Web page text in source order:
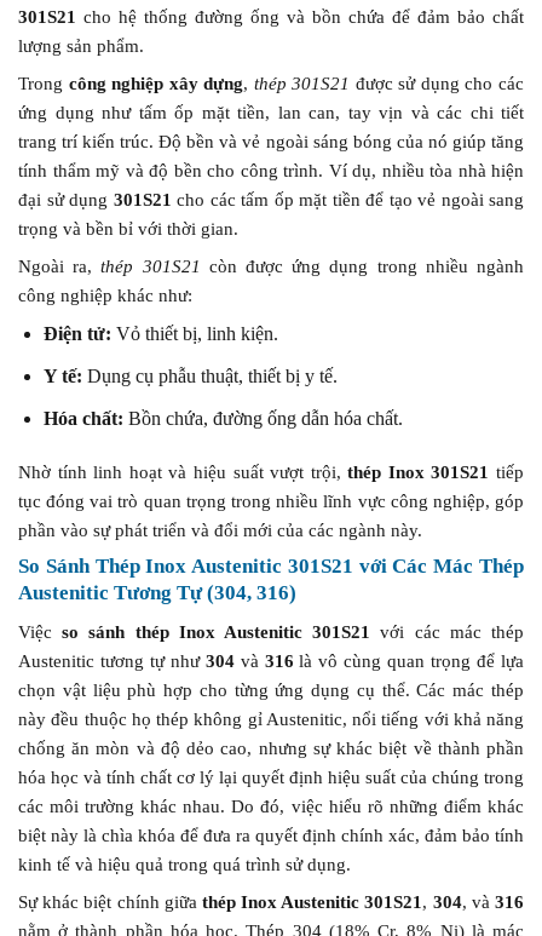
301S21 cho hệ thống đường ống và bồn chứa để đảm bảo chất
lượng sản phẩm.
Trong công nghiệp xây dựng, thép 301S21 được sử dụng cho các
ứng dụng như tấm ốp mặt tiền, lan can, tay vịn và các chi tiết
trang trí kiến trúc. Độ bền và vẻ ngoài sáng bóng của nó giúp tăng
tính thẩm mỹ và độ bền cho công trình. Ví dụ, nhiều tòa nhà hiện
đại sử dụng 301S21 cho các tấm ốp mặt tiền để tạo vẻ ngoài sang
trọng và bền bỉ với thời gian.
Ngoài ra,thép 301S21 còn được ứng dụng trong nhiều ngành
công nghiệp khác như:
Điện tử: Vỏ thiết bị, linh kiện.
Y tế: Dụng cụ phẫu thuật, thiết bị y tế.
Hóa chất: Bồn chứa, đường ống dẫn hóa chất.
Nhờ tính linh hoạt và hiệu suất vượt trội,thép Inox 301S21 tiếp
tục đóng vai trò quan trọng trong nhiều lĩnh vực công nghiệp, góp
phần vào sự phát triển và đổi mới của các ngành này.
So Sánh Thép Inox Austenitic 301S21 với Các Mác Thép
Austenitic Tương Tự (304, 316)
Việcso sánh thép Inox Austenitic 301S21
với các mác thép
Austenitic tương tự như 304và 316 là vô cùng quan trọng để lựa
chọn vật liệu phù hợp cho từng ứng dụng cụ thể. Các mác thép
này đều thuộc họ thép không gỉ Austenitic, nổi tiếng với khả năng
chống ăn mòn và độ dẻo cao, nhưng sự khác biệt về thành phần
hóa học và tính chất cơ lý lại quyết định hiệu suất của chúng trong
các môi trường khác nhau. Do đó, việc hiểu rõ những điểm khác
biệt này là chìa khóa để đưa ra quyết định chính xác, đảm bảo tính
kinh tế và hiệu quả trong quá trình sử dụng.
Sự khác biệt chính giữa thép Inox Austenitic 301S21 , 304, và316
nằm ở thành phần hóa học. Thép 304 (18% Cr, 8% Ni) là mác